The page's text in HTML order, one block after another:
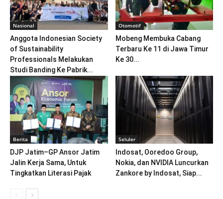
Nasional
Anggota Indonesian Society
of Sustainability
Professionals Melakukan
Studi Banding Ke Pabrik...
Otomotif
Mobeng Membuka Cabang
Terbaru Ke 11 di Jawa Timur
Ke 30...
Berita
DJP Jatim–GP Ansor Jatim
Jalin Kerja Sama, Untuk
Tingkatkan Literasi Pajak
Seluler
Indosat, Ooredoo Group,
Nokia, dan NVIDIA Luncurkan
Zankore by Indosat, Siap...